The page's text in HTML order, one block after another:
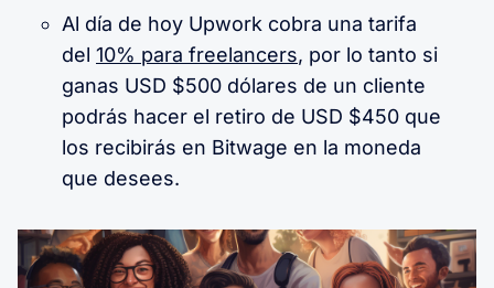
Al día de hoy Upwork cobra una tarifa
del 10% para freelancers, por lo tanto si
ganas USD $500 dólares de un cliente
podrás hacer el retiro de USD $450 que
los recibirás en Bitwage en la moneda
que desees.